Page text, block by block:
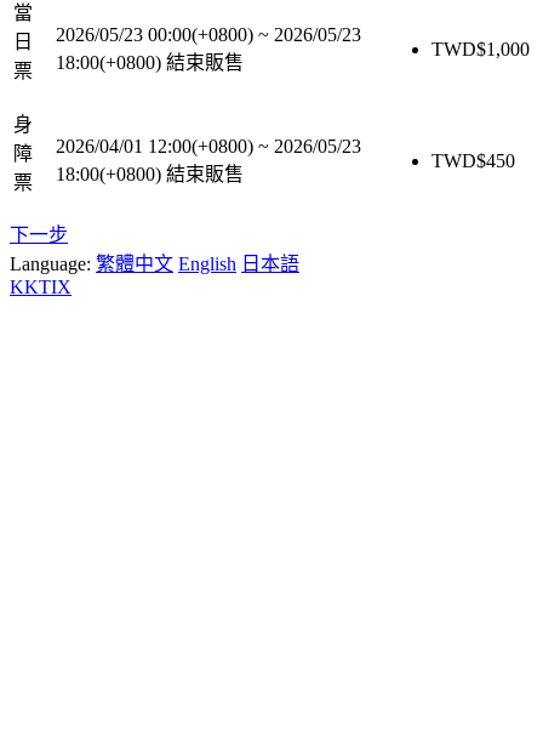
當
日
票
2026/05/23 00:00(+0800) ~ 2026/05/23
18:00(+0800) 結束販售
TWD$1,000
身
障
票
2026/04/01 12:00(+0800) ~ 2026/05/23
18:00(+0800) 結束販售
TWD$450
下一步
Language: 繁體中文 English 日本語
KKTIX